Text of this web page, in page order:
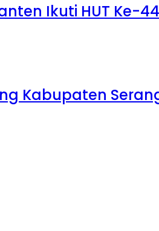
Ikuti HUT Ke-
Kabupaten